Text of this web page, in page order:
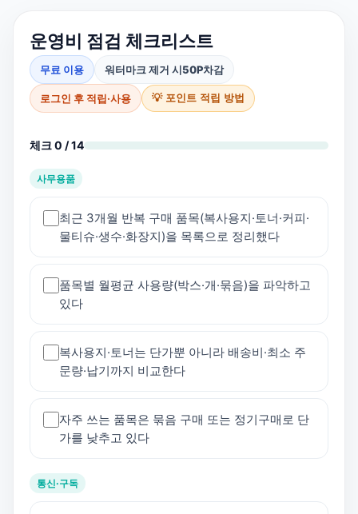
운영비 점검 체크리스트
무료 이용 워터마크 제거 시50P차감
로그인 후 적립·사용 💡 포인트 적립 방법
체크 0 / 14
사무용품
최근 3개월 반복 구매 품목(복사용지·토너·커피·
물티슈·생수·화장지)을 목록으로 정리했다
품목별 월평균 사용량(박스·개·묶음)을 파악하고
있다
복사용지·토너는 단가뿐 아니라 배송비·최소 주
문량·납기까지 비교한다
자주 쓰는 품목은 묶음 구매 또는 정기구매로 단
가를 낮추고 있다
통신·구독